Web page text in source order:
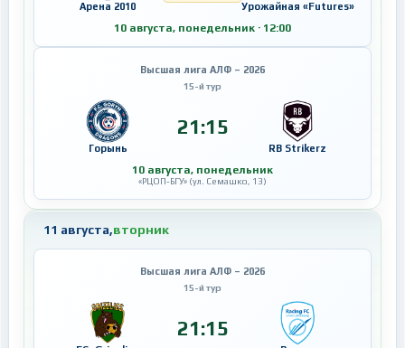
Арена 2010 Урожайная «Futures»
10 августа, понедельник · 12:00
Высшая лига АЛФ – 2026
15-й тур
Горынь
21:15
RB Strikerz
10 августа, понедельник
«РЦОП-БГУ» (ул. Семашко, 13)
11 августа,вторник
Высшая лига АЛФ – 2026
15-й тур
21:15